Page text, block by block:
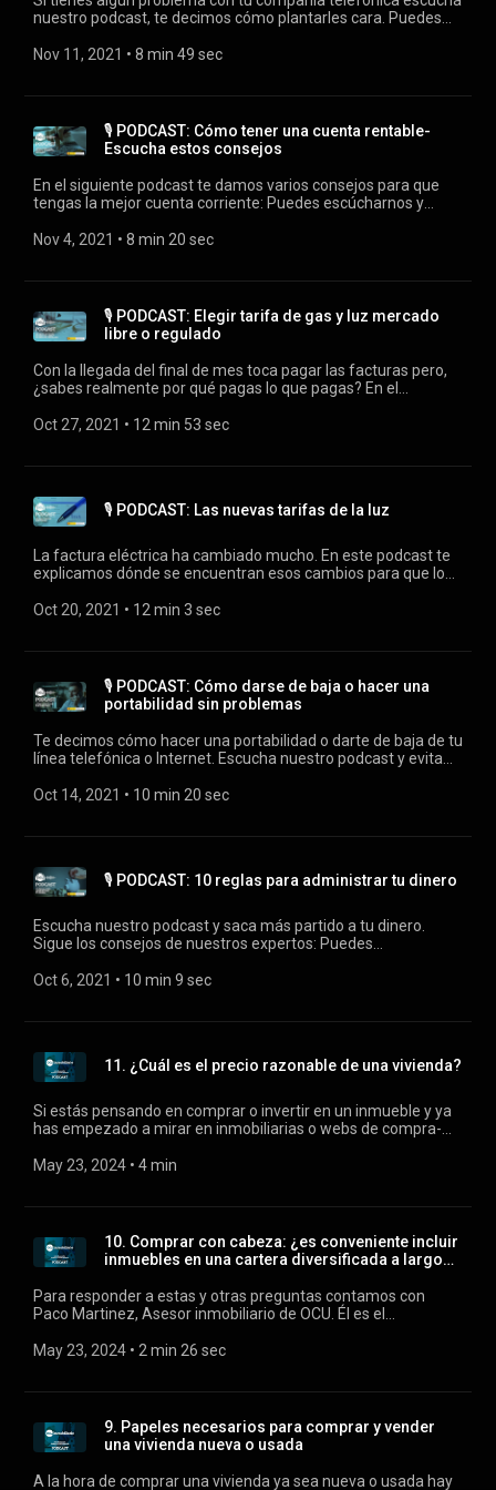
nuestro podcast, te decimos cómo plantarles cara. Puedes
inteligente en cualquiera de estas plataformas: Ivoox:
Nota: El presente proyecto ha sido subvencionado por el
Ministerio de Consumo, siendo su contenido responsabilidad
exclusiva de OCU.
Nov 11, 2021 • 8 min 49 sec
🎙️ PODCAST: Cómo tener una cuenta rentable-
Escucha estos consejos
En el siguiente podcast te damos varios consejos para que
tengas la mejor cuenta corriente: Puedes escúcharnos y
cualquiera de estas plataformas: Ivoox:
Nota: El presente proyecto ha sido subvencionado por el
Ministerio de Consumo, siendo su contenido responsabilidad
exclusiva de OCU.
Nov 4, 2021 • 8 min 20 sec
🎙️ PODCAST: Elegir tarifa de gas y luz mercado
libre o regulado
Con la llegada del final de mes toca pagar las facturas pero,
¿sabes realmente por qué pagas lo que pagas? En el
escúcharnos y suscribirte a nuestro podcast en cualquiera de
https://cutt.ly/zYCHyW1 Castbox: https://cutt.ly/BYCHwHM
Nota: El presente proyecto ha sido subvencionado por el
Ministerio de Consumo, siendo su contenido responsabilidad
exclusiva de OCU
Oct 27, 2021 • 12 min 53 sec
🎙️ PODCAST: Las nuevas tarifas de la luz
La factura eléctrica ha cambiado mucho. En este podcast te
explicamos dónde se encuentran esos cambios para que lo
nuestro podcast en cualquiera de estas plataformas: Ivoox:
Nota: El presente proyecto ha sido subvencionado por el
Ministerio de Consumo, siendo su contenido responsabilidad
exclusiva de OCU
Oct 20, 2021 • 12 min 3 sec
🎙️ PODCAST: Cómo darse de baja o hacer una
portabilidad sin problemas
Te decimos cómo hacer una portabilidad o darte de baja de tu
línea telefónica o Internet. Escucha nuestro podcast y evita
podcast en cualquiera de estas plataformas: Ivoox:
Nota: El presente proyecto ha sido subvencionado por el
Ministerio de Consumo, siendo su contenido responsabilidad
exclusiva de OCU.
Oct 14, 2021 • 10 min 20 sec
🎙️ PODCAST: 10 reglas para administrar tu dinero
Escucha nuestro podcast y saca más partido a tu dinero.
Sigue los consejos de nuestros expertos: Puedes
estas plataformas: Ivoox: https://cutt.ly/ZYCFeHG Spotify:
subvencionado por el Ministerio de Consumo, siendo su
contenido responsabilidad exclusiva de OCU.
Oct 6, 2021 • 10 min 9 sec
11. ¿Cuál es el precio razonable de una vivienda?
Si estás pensando en comprar o invertir en un inmueble y ya
has empezado a mirar en inmobiliarias o webs de compra-
piden. Y no nos extraña porque esa cantidad corresponde al
decisión te recomendamos que entres en la web
especializada en temas inmobiliarios de OCU que durante el
mes de mayo será accesible a todos los socios de OCU. web
de fincas y casas: https://www.ocu.org/fincas-y-casas más
info: https://www.ocu.org/vivienda-y-energia/comprar-
vender-alquilar/consejos/precio-razonable-inmueble
May 23, 2024 • 4 min
10. Comprar con cabeza: ¿es conveniente incluir
inmuebles en una cartera diversificada a largo
Para responder a estas y otras preguntas contamos con
Paco Martinez, Asesor inmobiliario de OCU. Él es el
los consumidores. más info: https://www.ocu.org/fincas-y-
May 23, 2024 • 2 min 26 sec
9. Papeles necesarios para comprar y vender
una vivienda nueva o usada
A la hora de comprar una vivienda ya sea nueva o usada hay